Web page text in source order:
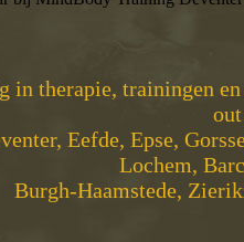
in therapie, trainingen
Eefde, Epse,
Lochem,
Burgh-Haamstede,